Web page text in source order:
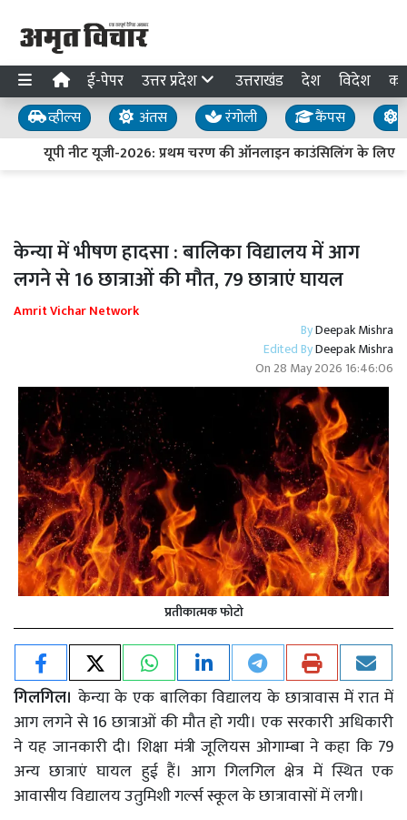
ई-पेपर उत्तर प्रदेश उत्तराखंड देश विदेश
व्हील्स अंतस रंगोली कैंपस
यूपी नीट यूजी-2026: प्रथम चरण की ऑनलाइन काउंसिलिंग के लिए
केन्या में भीषण हादसा : बालिका विद्यालय में आग
लगने से 16 छात्राओं की मौत, 79 छात्राएं घायल
Amrit Vichar Network
ByDeepak Mishra
Edited ByDeepak Mishra
On 28 May 2026 16:46:06
प्रतीकात्मक फोटो
गिलगिल। केन्या के एक बालिका विद्यालय के छात्रावास में रात में
आग लगने से 16 छात्राओं की मौत हो गयी। एक सरकारी अधिकारी
ने यह जानकारी दी। शिक्षा मंत्री जूलियस ओगाम्बा ने कहा कि 79
अन्य छात्राएं घायल हुई हैं। आग गिलगिल क्षेत्र में स्थित एक
आवासीय विद्यालय उतुमिशी गर्ल्स स्कूल के छात्रावासों में लगी।